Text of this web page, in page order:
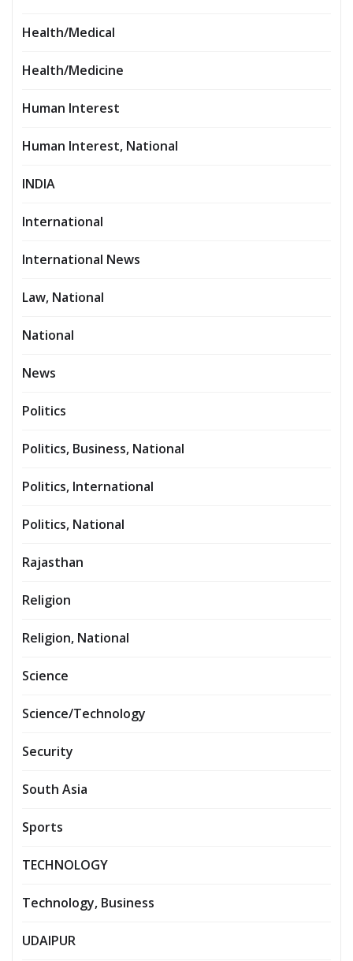
Health/Medical
Health/Medicine
Human Interest
Human Interest, National
INDIA
International
International News
Law, National
National
News
Politics
Politics, Business, National
Politics, International
Politics, National
Rajasthan
Religion
Religion, National
Science
Science/Technology
Security
South Asia
Sports
TECHNOLOGY
Technology, Business
UDAIPUR